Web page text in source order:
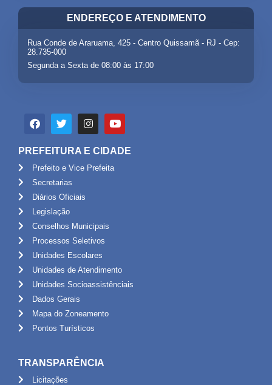
ENDEREÇO E ATENDIMENTO
Rua Conde de Araruama, 425 - Centro Quissamã - RJ - Cep:
28.735-000
Segunda a Sexta de 08:00 às 17:00
PREFEITURA E CIDADE
Prefeito e Vice Prefeita
Secretarias
Diários Oficiais
Legislação
Conselhos Municipais
Processos Seletivos
Unidades Escolares
Unidades de Atendimento
Unidades Socioassistênciais
Dados Gerais
Mapa do Zoneamento
Pontos Turísticos
TRANSPARÊNCIA
Licitações